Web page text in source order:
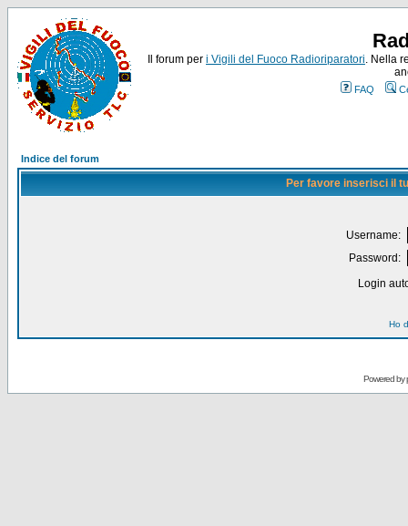
Il forum per i Vigili del Fuoco Radioriparatori. Nella
FAQ
Indice del forum
Per favore inserisci il
Username:
Password:
Login
Ho
Powered by